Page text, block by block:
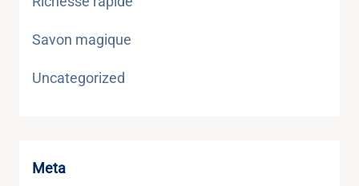
Savon magique
Uncategorized
Meta